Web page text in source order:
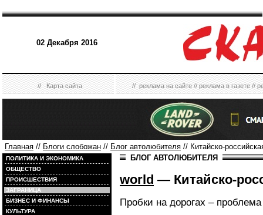
02 Декабря 2016
//Карта сайта //реклама на сайте//реклама в газете//
Главная // Блоги слобожан // Блог автолюбителя // Китайско-
ПОЛИТИКА И ЭКОНОМИКА
ОБЩЕСТВО
ПРОИСШЕСТВИЯ
ЗАГРАНИЦА
БИЗНЕС И ФИНАНСЫ
КУЛЬТУРА
БЛОГ АВТОЛЮБИТЕЛЯ
world — Китайско-
Пробки на дорогах –